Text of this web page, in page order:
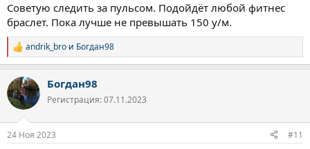
Советую следить за пульсом. Подойдёт любой фитнес
браслет. Пока лучше не превышать 150 у/м.
Р
е
к
ц
и
andrik_bro и Богдан98
Богдан98
Регистрация: 07.11.2023
24 Ноя 2023 #11